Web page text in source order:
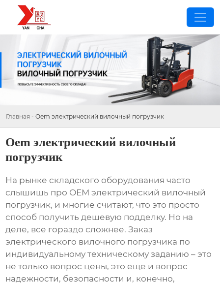
Главная - Oem электрический вилочный погрузчик
Oem электрический вилочный
погрузчик
На рынке складского оборудования часто
слышишь про ОЕМ электрический вилочный
погрузчик, и многие считают, что это просто
способ получить дешевую подделку. Но на
деле, все гораздо сложнее. Заказ
электрического вилочного погрузчика по
индивидуальному техническому заданию – это
не только вопрос цены, это еще и вопрос
надежности, безопасности и, конечно,